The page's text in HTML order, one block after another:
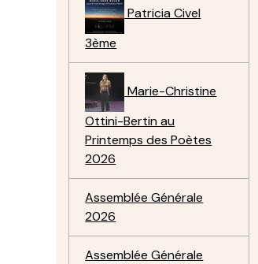
Patricia Civel
3ème
Marie-Christine
Ottini-Bertin au
Printemps des Poètes
2026
Assemblée Générale
2026
Assemblée Générale